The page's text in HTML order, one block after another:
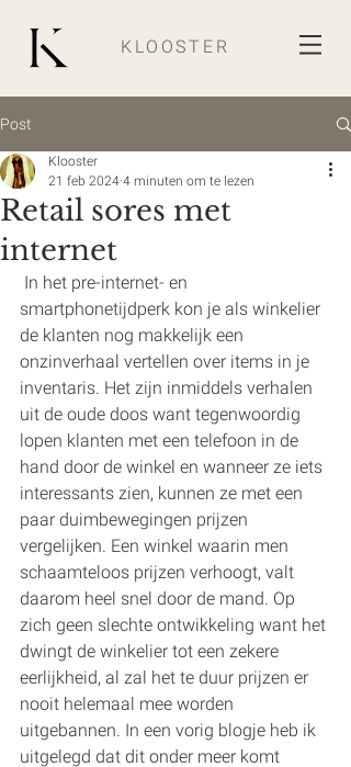
KLOOSTER
Post
Retail sores met
internet
Klooster
21 feb 2024 4 minuten om te lezen
In het pre-internet- en
smartphonetijdperk kon je als winkelier
de klanten nog makkelijk een
onzinverhaal vertellen over items in je
inventaris. Het zijn inmiddels verhalen
uit de oude doos want tegenwoordig
lopen klanten met een telefoon in de
hand door de winkel en wanneer ze iets
interessants zien, kunnen ze met een
paar duimbewegingen prijzen
vergelijken. Een winkel waarin men
schaamteloos prijzen verhoogt, valt
daarom heel snel door de mand. Op
zich geen slechte ontwikkeling want het
dwingt de winkelier tot een zekere
eerlijkheid, al zal het te duur prijzen er
nooit helemaal mee worden
uitgebannen. In een vorig blogje heb ik
uitgelegd dat dit onder meer komt